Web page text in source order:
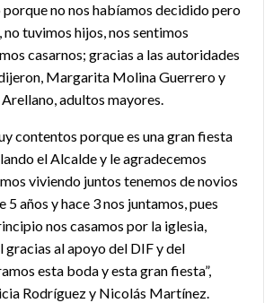
no nos habíamos decidido pero
no tuvimos hijos, nos sentimos
casarnos; gracias a las autoridades
Margarita Molina Guerrero y
adultos mayores.
contentos porque es una gran fiesta
el Alcalde y le agradecemos
viviendo juntos tenemos de novios
años y hace 3 nos juntamos, pues
nos casamos por la iglesia,
al apoyo del DIF y del
esta boda y esta gran fiesta”,
Rodríguez y Nicolás Martínez.